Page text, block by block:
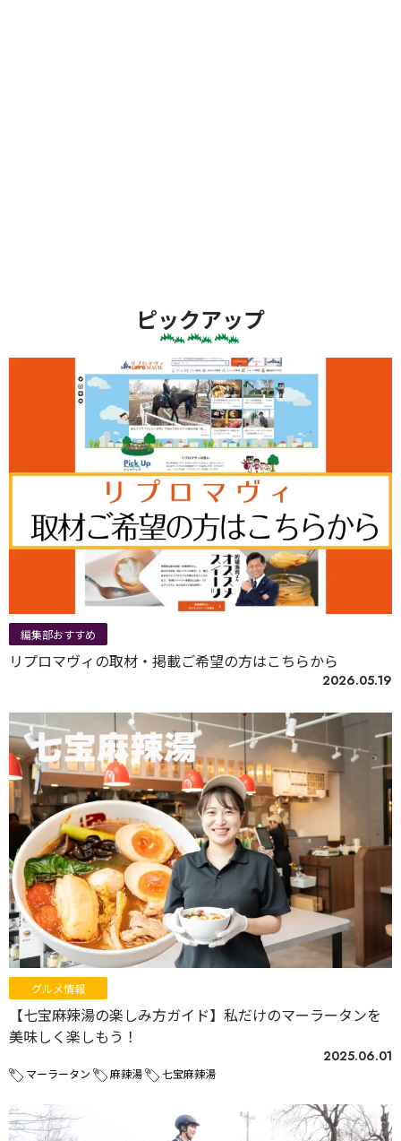
ピックアップ
編集部おすすめ
リプロマヴィの取材・掲載ご希望の方はこちらから
2026.05.19
グルメ情報
【七宝麻辣湯の楽しみ方ガイド】私だけのマーラータンを
美味しく楽しもう！
2025.06.01
マーラータン 麻辣湯 七宝麻辣湯